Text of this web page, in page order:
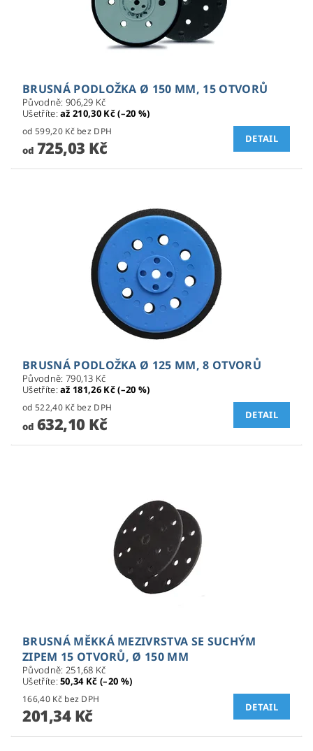
BRUSNÁ PODLOŽKA Ø 150 MM, 15 OTVORŮ
Původně: 906,29 Kč
Ušetříte:až 210,30 Kč (–20 %)
od 599,20 Kč bez DPH
od725,03 Kč DETAIL
BRUSNÁ PODLOŽKA Ø 125 MM, 8 OTVORŮ
Původně: 790,13 Kč
Ušetříte:až 181,26 Kč (–20 %)
od 522,40 Kč bez DPH
od632,10 Kč DETAIL
BRUSNÁ MĚKKÁ MEZIVRSTVA SE SUCHÝM
ZIPEM 15 OTVORŮ, Ø 150 MM
Původně: 251,68 Kč
Ušetříte:50,34 Kč (–20 %)
166,40 Kč bez DPH
201,34 Kč DETAIL